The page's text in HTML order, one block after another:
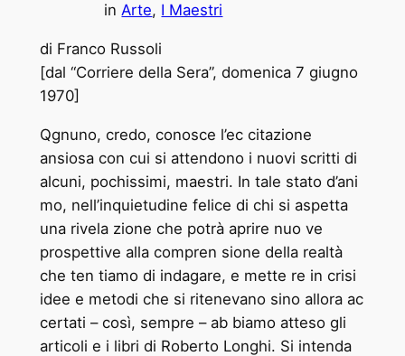
inArte, I Maestri
di Franco Russoli
[dal “Corriere della Sera”, domenica 7 giugno
1970]
Qgnuno, credo, conosce l’ec ­citazione
ansiosa con cui si attendono i nuovi scritti di
alcuni, pochissimi, maestri. In tale stato d’ani
­mo, nell’inquietudine felice di chi si aspetta
una rivela ­zione che potrà aprire nuo ­ve
prospettive alla compren ­sione della realtà
che ten ­tiamo di indagare, e mette ­re in crisi
idee e metodi che si ritenevano sino allora ac
­certati – così, sempre – ab ­biamo atteso gli
articoli e i libri di Roberto Longhi. Si intenda